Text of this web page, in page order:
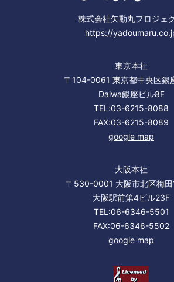
株式会社矢動丸プロジェ
https://
東京本社
〒104-0061 東京都中央区銀
Daiwa銀座ビル8F
TEL:03-6215-8088
FAX:03-6215-8089
google map
大阪本社
〒530-0001 大阪市北区梅
大阪駅前第4ビル23F
TEL:06-6346-5501
FAX:06-6346-5502
google map